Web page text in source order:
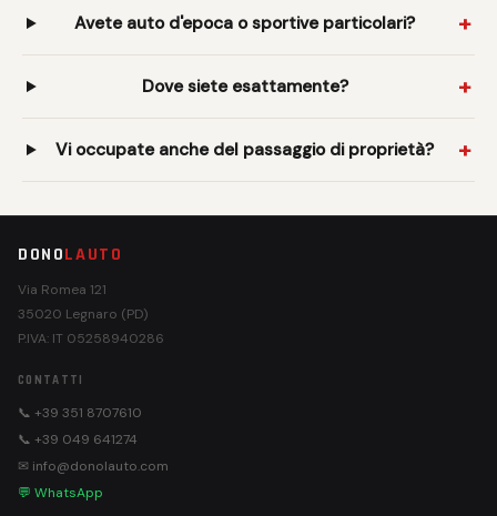
Avete auto d'epoca o sportive particolari?
Dove siete esattamente?
Vi occupate anche del passaggio di proprietà?
DONOLAUTO
Via Romea 121
35020 Legnaro (PD)
P.IVA: IT 05258940286
CONTATTI
📞 +39 351 8707610
📞 +39 049 641274
✉ info@donolauto.com
💬 WhatsApp